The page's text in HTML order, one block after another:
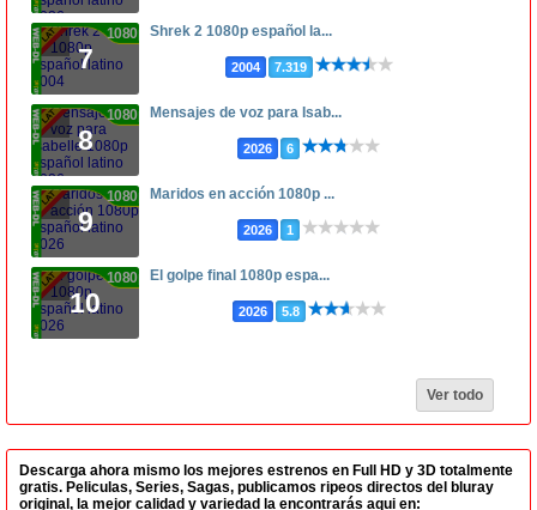
7
1080p Shrek 2 1080p español la...
2004 7.319
8
1080p Mensajes de voz para Isab...
2026 6
9
1080p Maridos en acción 1080p ...
2026 1
10
1080p El golpe final 1080p espa...
2026 5.8
Ver todo
Descarga ahora mismo los mejores estrenos en Full HD y 3D totalmente
gratis. Peliculas, Series, Sagas, publicamos ripeos directos del bluray
original, la mejor calidad y variedad la encontrarás aqui en: